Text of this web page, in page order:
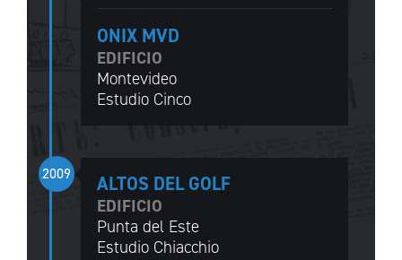
ONIX MVD
EDIFICIO
Montevideo
Estudio Cinco
2009 ALTOS DEL GOLF
EDIFICIO
Punta del Este
Estudio Chiacchio